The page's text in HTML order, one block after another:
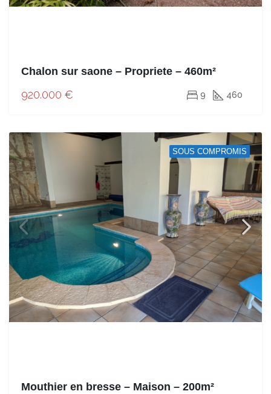
Chalon sur saone – Propriete – 460m²
920.000 € 9 460
SOUS COMPROMIS
Mouthier en bresse – Maison – 200m²